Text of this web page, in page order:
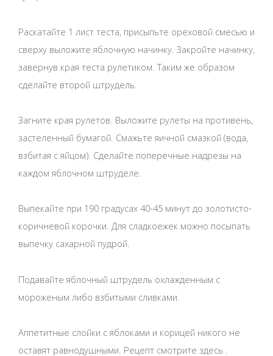
Раскатайте 1 лист теста, присыпьте ореховой смесью и
сверху выложите яблочную начинку. Закройте начинку,
завернув края теста рулетиком. Таким же образом
сделайте второй штрудель.
Загните края рулетов. Выложите рулеты на противень,
застеленный бумагой. Смажьте яичной смазкой (вода,
взбитая с яйцом). Сделайте поперечные надрезы на
каждом яблочном штруделе.
Выпекайте при 190 градусах 40-45 минут до золотисто-
коричневой корочки. Для сладкоежек можно посыпать
выпечку сахарной пудрой.
Подавайте яблочный штрудель охлажденным с
мороженым либо взбитыми сливками.
Аппетитные слойки с яблоками и корицей никого не
оставят равнодушными. Рецепт смотрите здесь .